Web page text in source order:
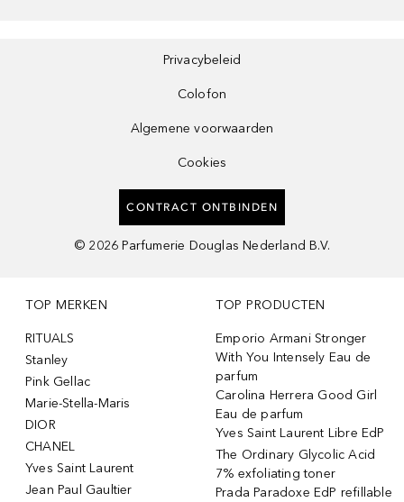
Privacybeleid
Colofon
Algemene voorwaarden
Cookies
CONTRACT ONTBINDEN
© 2026 Parfumerie Douglas Nederland B.V.
TOP MERKEN
RITUALS
Stanley
Pink Gellac
Marie-Stella-Maris
DIOR
CHANEL
Yves Saint Laurent
Jean Paul Gaultier
TOP PRODUCTEN
Emporio Armani Stronger
With You Intensely Eau de
parfum
Carolina Herrera Good Girl
Eau de parfum
Yves Saint Laurent Libre EdP
The Ordinary Glycolic Acid
7% exfoliating toner
Prada Paradoxe EdP refillable